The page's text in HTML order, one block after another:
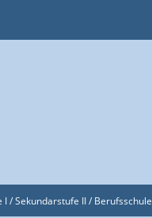
I / Sekundarstufe II / Berufsschule